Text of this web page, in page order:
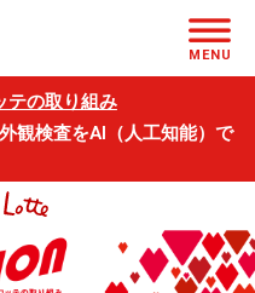
MENU
テの取り組み
観検査をAI（人工知能）で